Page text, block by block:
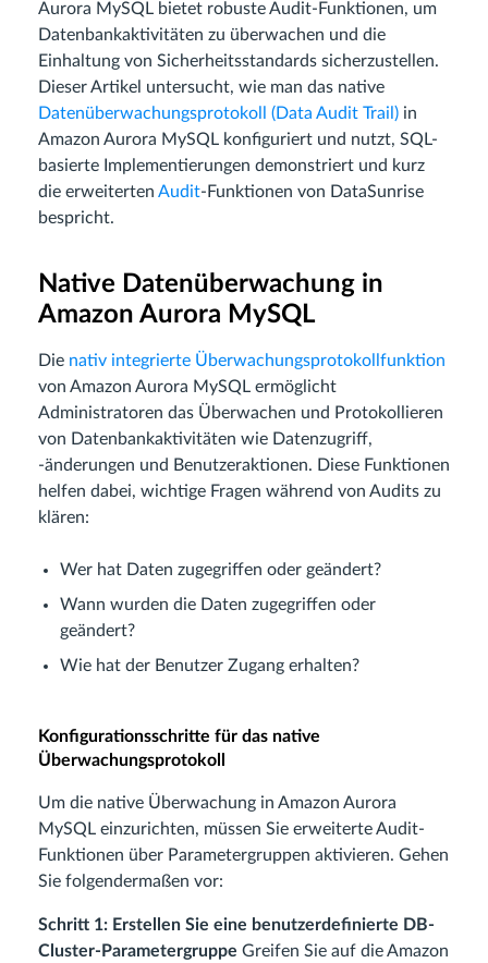
Aurora MySQL bietet robuste Audit-Funktionen, um
Datenbankaktivitäten zu überwachen und die
Einhaltung von Sicherheitsstandards sicherzustellen.
Dieser Artikel untersucht, wie man das native
Datenüberwachungsprotokoll (Data Audit Trail) in
Amazon Aurora MySQL konfiguriert und nutzt, SQL-
basierte Implementierungen demonstriert und kurz
die erweiterten Audit-Funktionen von DataSunrise
bespricht.
Native Datenüberwachung in
Amazon Aurora MySQL
Die nativ integrierte Überwachungsprotokollfunktion
von Amazon Aurora MySQL ermöglicht
Administratoren das Überwachen und Protokollieren
von Datenbankaktivitäten wie Datenzugriff,
-änderungen und Benutzeraktionen. Diese Funktionen
helfen dabei, wichtige Fragen während von Audits zu
klären:
Wer hat Daten zugegriffen oder geändert?
Wann wurden die Daten zugegriffen oder
geändert?
Wie hat der Benutzer Zugang erhalten?
Konfigurationsschritte für das native
Überwachungsprotokoll
Um die native Überwachung in Amazon Aurora
MySQL einzurichten, müssen Sie erweiterte Audit-
Funktionen über Parametergruppen aktivieren. Gehen
Sie folgendermaßen vor:
Schritt 1: Erstellen Sie eine benutzerdefinierte DB-
Cluster-Parametergruppe Greifen Sie auf die Amazon